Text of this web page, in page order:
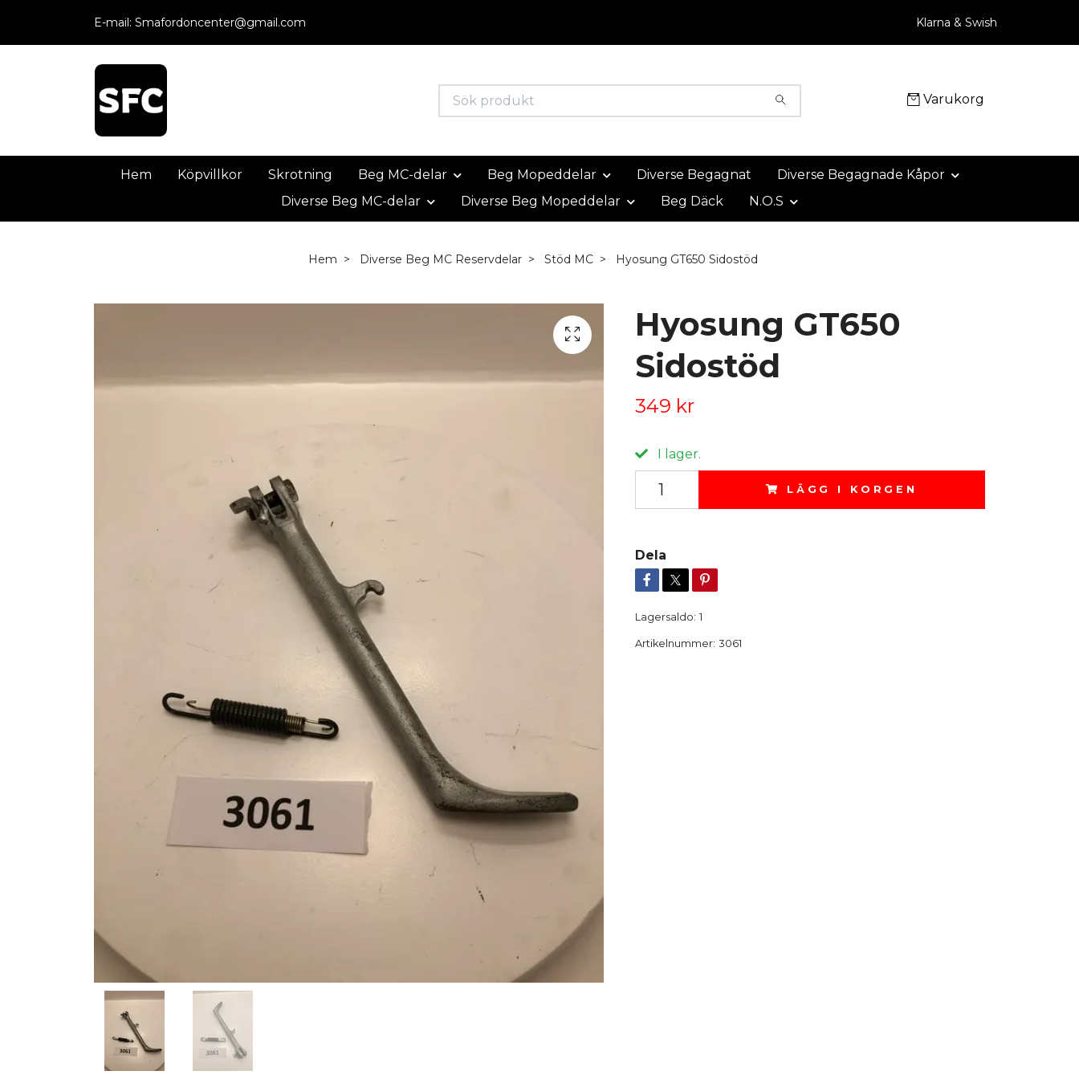
E-mail: Smafordoncenter@gmail.com Klarna & Swish
Varukorg
Hem Köpvillkor Skrotning Beg MC-delar Beg Mopeddelar Diverse Begagnat
Diverse Begagnade Kåpor
Diverse Beg MC-delar
Diverse Beg Mopeddelar Beg Däck N.O.S
Hem Diverse Beg MC Reservdelar Stöd MC Hyosung GT650 Sidostöd
Hyosung GT650
Sidostöd
349 kr
I lager.
LÄGG I KORGEN
Dela
Lagersaldo: 1
Artikelnummer: 3061